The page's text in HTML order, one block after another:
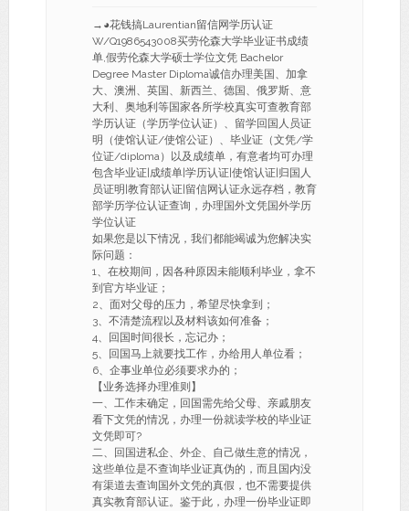
→◕花钱搞Laurentian留信网学历认证
W/Q1986543008买劳伦森大学毕业证书成绩
单,假劳伦森大学硕士学位文凭 Bachelor
Degree Master Diploma诚信办理美国、加拿
大、澳洲、英国、新西兰、德国、俄罗斯、意
大利、奥地利等国家各所学校真实可查教育部
学历认证（学历学位认证）、留学回国人员证
明（使馆认证/使馆公证）、毕业证（文凭/学
位证/diploma）以及成绩单，有意者均可办理
包含毕业证|成绩单|学历认证|使馆认证|归国人
员证明|教育部认证|留信网认证永远存档，教育
部学历学位认证查询，办理国外文凭国外学历
学位认证
如果您是以下情况，我们都能竭诚为您解决实
际问题：
1、在校期间，因各种原因未能顺利毕业，拿不
到官方毕业证；
2、面对父母的压力，希望尽快拿到；
3、不清楚流程以及材料该如何准备；
4、回国时间很长，忘记办；
5、回国马上就要找工作，办给用人单位看；
6、企事业单位必须要求办的；
【业务选择办理准则】
一、工作未确定，回国需先给父母、亲戚朋友
看下文凭的情况，办理一份就读学校的毕业证
文凭即可?
二、回国进私企、外企、自己做生意的情况，
这些单位是不查询毕业证真伪的，而且国内没
有渠道去查询国外文凭的真假，也不需要提供
真实教育部认证。鉴于此，办理一份毕业证即